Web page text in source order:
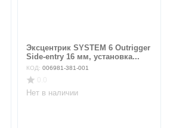
Эксцентрик SYSTEM 6 Outrigger
Side-entry 16 мм, установка...
КОД: 006981-381-001
Нет в наличии